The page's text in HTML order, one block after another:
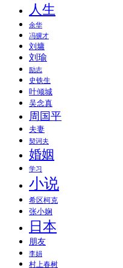
人生
余华
冯骥才
刘墉
刘瑜
励志
史铁生
叶倾城
吴念真
周国平
夫妻
契诃夫
婚姻
学习
小说
希区柯克
张小娴
日本
朋友
李娟
村上春树